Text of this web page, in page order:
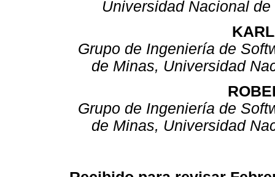
Universidad Nacional
Grupo de Ingeniería de
de Minas, Universidad
Grupo de Ingeniería de
de Minas, Universidad